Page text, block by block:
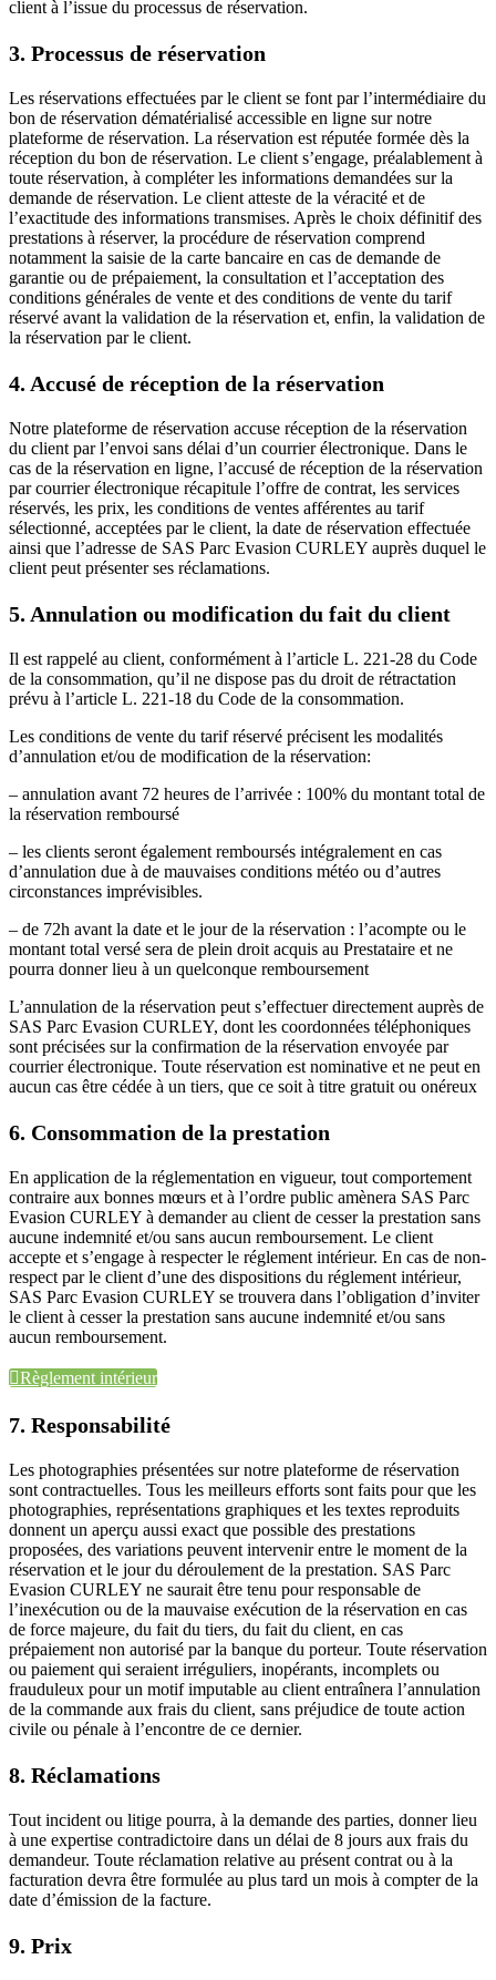
client à l’issue du processus de réservation.
3. Processus de réservation
Les réservations effectuées par le client se font par l’intermédiaire du
bon de réservation dématérialisé accessible en ligne sur notre
plateforme de réservation. La réservation est réputée formée dès la
réception du bon de réservation. Le client s’engage, préalablement à
toute réservation, à compléter les informations demandées sur la
demande de réservation. Le client atteste de la véracité et de
l’exactitude des informations transmises. Après le choix définitif des
prestations à réserver, la procédure de réservation comprend
notamment la saisie de la carte bancaire en cas de demande de
garantie ou de prépaiement, la consultation et l’acceptation des
conditions générales de vente et des conditions de vente du tarif
réservé avant la validation de la réservation et, enfin, la validation de
la réservation par le client.
4. Accusé de réception de la réservation
Notre plateforme de réservation accuse réception de la réservation
du client par l’envoi sans délai d’un courrier électronique. Dans le
cas de la réservation en ligne, l’accusé de réception de la réservation
par courrier électronique récapitule l’offre de contrat, les services
réservés, les prix, les conditions de ventes afférentes au tarif
sélectionné, acceptées par le client, la date de réservation effectuée
ainsi que l’adresse de SAS Parc Evasion CURLEY auprès duquel le
client peut présenter ses réclamations.
5. Annulation ou modification du fait du client
Il est rappelé au client, conformément à l’article L. 221-28 du Code
de la consommation, qu’il ne dispose pas du droit de rétractation
prévu à l’article L. 221-18 du Code de la consommation.
Les conditions de vente du tarif réservé précisent les modalités
d’annulation et/ou de modification de la réservation:
– annulation avant 72 heures de l’arrivée : 100% du montant total de
la réservation remboursé
– les clients seront également remboursés intégralement en cas
d’annulation due à de mauvaises conditions météo ou d’autres
circonstances imprévisibles.
– de 72h avant la date et le jour de la réservation : l’acompte ou le
montant total versé sera de plein droit acquis au Prestataire et ne
pourra donner lieu à un quelconque remboursement
L’annulation de la réservation peut s’effectuer directement auprès de
SAS Parc Evasion CURLEY, dont les coordonnées téléphoniques
sont précisées sur la confirmation de la réservation envoyée par
courrier électronique. Toute réservation est nominative et ne peut en
aucun cas être cédée à un tiers, que ce soit à titre gratuit ou onéreux
6. Consommation de la prestation
En application de la réglementation en vigueur, tout comportement
contraire aux bonnes mœurs et à l’ordre public amènera SAS Parc
Evasion CURLEY à demander au client de cesser la prestation sans
aucune indemnité et/ou sans aucun remboursement. Le client
accepte et s’engage à respecter le réglement intérieur. En cas de non-
respect par le client d’une des dispositions du réglement intérieur,
SAS Parc Evasion CURLEY se trouvera dans l’obligation d’inviter
le client à cesser la prestation sans aucune indemnité et/ou sans
aucun remboursement.
Règlement intérieur
7. Responsabilité
Les photographies présentées sur notre plateforme de réservation
sont contractuelles. Tous les meilleurs efforts sont faits pour que les
photographies, représentations graphiques et les textes reproduits
donnent un aperçu aussi exact que possible des prestations
proposées, des variations peuvent intervenir entre le moment de la
réservation et le jour du déroulement de la prestation. SAS Parc
Evasion CURLEY ne saurait être tenu pour responsable de
l’inexécution ou de la mauvaise exécution de la réservation en cas
de force majeure, du fait du tiers, du fait du client, en cas
prépaiement non autorisé par la banque du porteur. Toute réservation
ou paiement qui seraient irréguliers, inopérants, incomplets ou
frauduleux pour un motif imputable au client entraînera l’annulation
de la commande aux frais du client, sans préjudice de toute action
civile ou pénale à l’encontre de ce dernier.
8. Réclamations
Tout incident ou litige pourra, à la demande des parties, donner lieu
à une expertise contradictoire dans un délai de 8 jours aux frais du
demandeur. Toute réclamation relative au présent contrat ou à la
facturation devra être formulée au plus tard un mois à compter de la
date d’émission de la facture.
9. Prix